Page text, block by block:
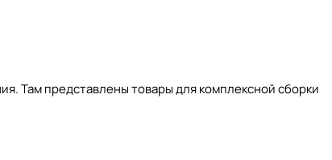
. Там представлены товары для комплексной сборки